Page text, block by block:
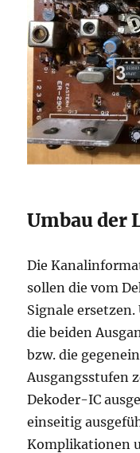
Umbau der
Die
sollen die vom
Signale
die beiden
bzw. die
Ausgangsstufen
Dekoder-IC
einseitig
Komplikationen